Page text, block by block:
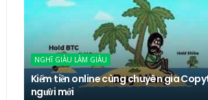
NGHĨ GIÀU LÀM GIÀU
Kiếm tiền online cùng chuyên gia
người mới